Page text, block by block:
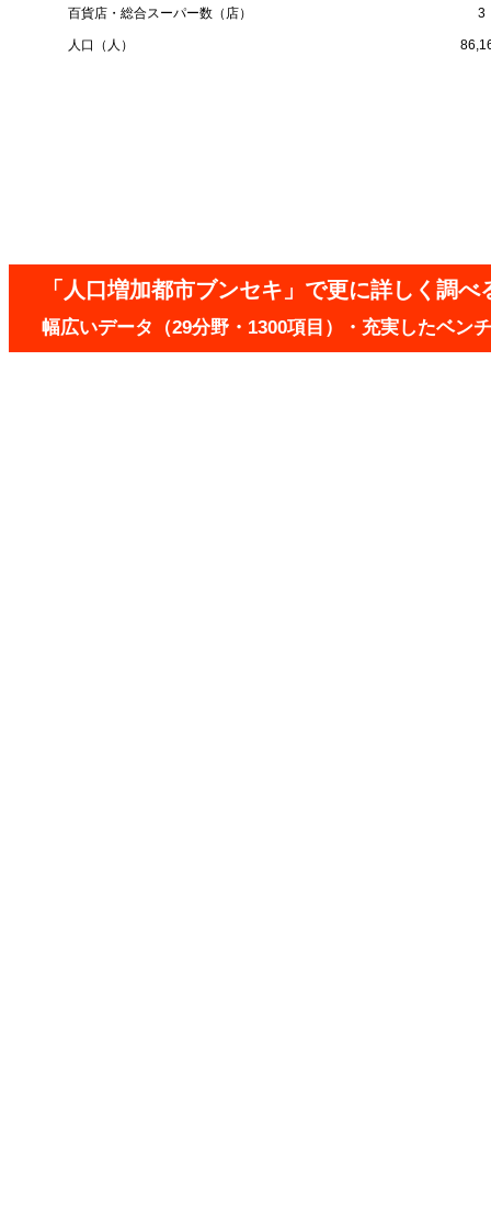
百貨店・総合スーパー数（店） 3
人口（人）
「人口増加都市ブンセキ」で更に詳しく調べ
幅広いデータ（29分野・1300項目）・充実したベン